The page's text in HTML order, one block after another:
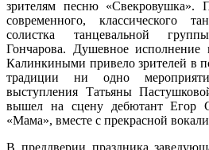
зрителям песню «Свекровушка».
современного, классического
солистка танцевальной
Гончарова. Душевное
Калинкиными привело зрителей в
традиции ни одно
выступления Татьяны
вышел на сцену дебютант Егор
«Мама», вместе с прекрасной